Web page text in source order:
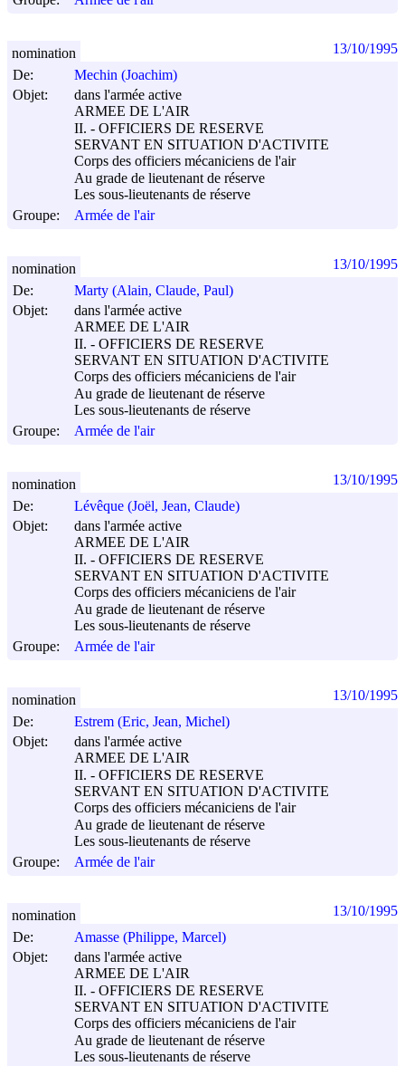
De:
Mechin (Joachim)
Objet:
dans l'armée active
ARMEE DE L'AIR
II. - OFFICIERS DE RESERVE
SERVANT EN SITUATION D'ACTIVITE
Corps des officiers mécaniciens de l'air
Au grade de lieutenant de réserve
Les sous-lieutenants de réserve
Groupe:
Armée de l'air
nomination 13/10/1995
De:
Marty (Alain, Claude, Paul)
Objet:
dans l'armée active
ARMEE DE L'AIR
II. - OFFICIERS DE RESERVE
SERVANT EN SITUATION D'ACTIVITE
Corps des officiers mécaniciens de l'air
Au grade de lieutenant de réserve
Les sous-lieutenants de réserve
Groupe:
Armée de l'air
nomination 13/10/1995
De:
Lévêque (Joël, Jean, Claude)
Objet:
dans l'armée active
ARMEE DE L'AIR
II. - OFFICIERS DE RESERVE
SERVANT EN SITUATION D'ACTIVITE
Corps des officiers mécaniciens de l'air
Au grade de lieutenant de réserve
Les sous-lieutenants de réserve
Groupe:
Armée de l'air
nomination 13/10/1995
De:
Estrem (Eric, Jean, Michel)
Objet:
dans l'armée active
ARMEE DE L'AIR
II. - OFFICIERS DE RESERVE
SERVANT EN SITUATION D'ACTIVITE
Corps des officiers mécaniciens de l'air
Au grade de lieutenant de réserve
Les sous-lieutenants de réserve
Groupe:
Armée de l'air
nomination 13/10/1995
De:
Amasse (Philippe, Marcel)
Objet:
dans l'armée active
ARMEE DE L'AIR
II. - OFFICIERS DE RESERVE
SERVANT EN SITUATION D'ACTIVITE
Corps des officiers mécaniciens de l'air
Au grade de lieutenant de réserve
Les sous-lieutenants de réserve
nomination 13/10/1995